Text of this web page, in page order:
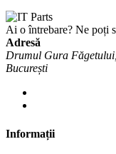
Ai o întrebare? Ne poți
Adresă
Drumul Gura
București
Informații